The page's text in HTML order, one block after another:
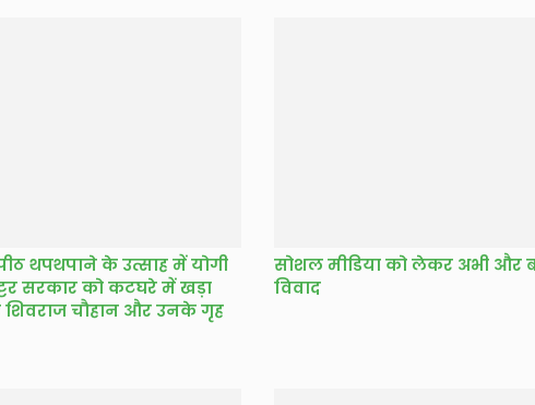
थपथपाने के उत्साह में योगी
सरकार को कटघरे में खड़ा
चौहान और उनके गृह
सोशल मीडिया को लेकर अभी और
विवाद